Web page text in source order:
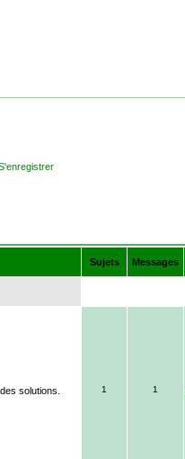
Sujets Messages
solutions. 1 1